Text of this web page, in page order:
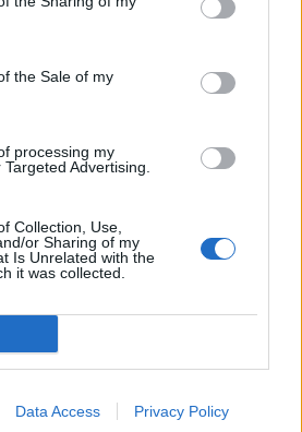
the Sale of my
processing my
Advertising.
Collection, Use,
or Sharing of my
Is Unrelated with the
it was collected.
Data Access Privacy Policy
preila@visitneringa.lt
kovo 15 d. (šeštadienis) nuo
Prekybos vieta nemokama.
Jūros šventę anksčiau